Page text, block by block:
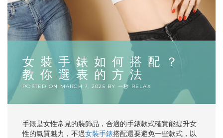
女裝手錶如何搭配？
教你選表的方法
POSTED ON MARCH 7, 2025 BY 一秒 RELAX
手錶是女性常見的裝飾品，合適的手錶款式確實能提升女
性的氣質魅力，不過女裝手錶搭配還要避免一些款式，以